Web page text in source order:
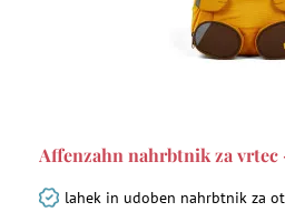
Affenzahn nahrbtnik za vrtec
lahek in udoben nahrbtnik za